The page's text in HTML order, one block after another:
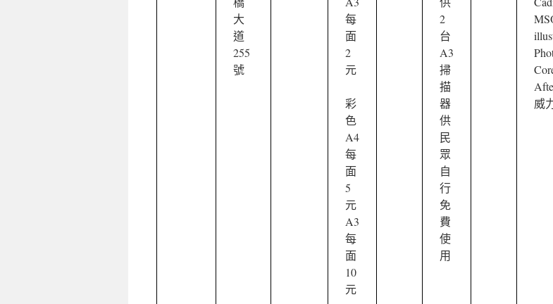
大
道
255
號
每
面
2
元
彩
色
A4
每
面
5
元
A3
每
面
10
元
2
台
A3
掃
描
器
供
民
眾
自
行
免
費
使
用
威